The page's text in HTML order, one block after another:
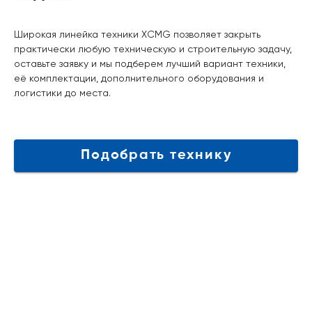
Широкая линейка техники XCMG позволяет закрыть
практически любую техническую и строительную задачу,
оставьте заявку и мы подберем лучший вариант техники,
её комплектации, дополнительного оборудования и
логистики до места.
Подобрать технику